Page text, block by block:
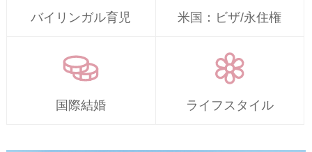
バイリンガル育児 米国：ビザ/永住権
国際結婚 ライフスタイル